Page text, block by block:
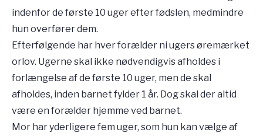
indenfor de første 10 uger efter fødslen, medmindre
hun overfører dem.
Efterfølgende har hver forælder ni ugers øremærket
orlov. Ugerne skal ikke nødvendigvis afholdes i
forlængelse af de første 10 uger, men de skal
afholdes, inden barnet fylder 1 år. Dog skal der altid
være en forælder hjemme ved barnet.
Mor har yderligere fem uger, som hun kan vælge af